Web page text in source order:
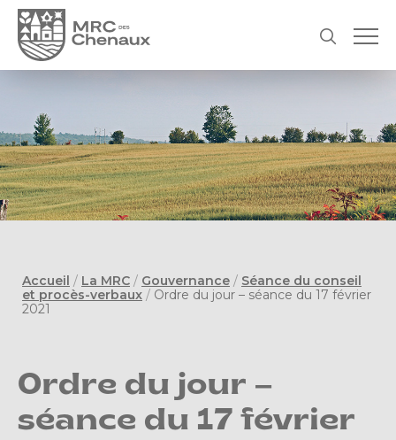
Accueil / La MRC / Gouvernance / Séance du conseil
et procès-verbaux / Ordre du jour – séance du 17 février
2021
Ordre du jour –
séance du 17 février